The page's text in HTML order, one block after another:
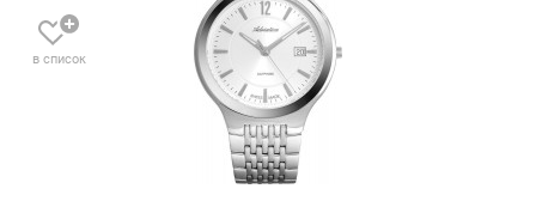
в список